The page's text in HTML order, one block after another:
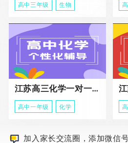
高中三年级 生物
江苏高三化学一对一个性化辅导
高中一年级 化学
加入家长交流圈，添加微信